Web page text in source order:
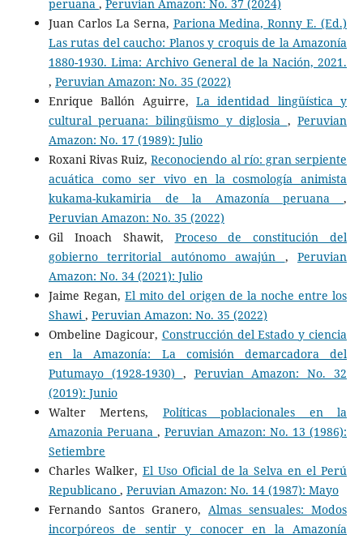
peruana , Peruvian Amazon: No. 37 (2024)
Juan Carlos La Serna, Pariona Medina, Ronny E. (Ed.)
Las rutas del caucho: Planos y croquis de la Amazonía
1880-1930. Lima: Archivo General de la Nación, 2021.
, Peruvian Amazon: No. 35 (2022)
Enrique Ballón Aguirre, La identidad lingüística y
cultural peruana: bilingüismo y diglosia ,Peruvian
Amazon: No. 17 (1989): Julio
Roxani Rivas Ruiz,Reconociendo al río: gran serpiente
acuática como ser vivo en la cosmología animista
kukama-kukamiria de la Amazonía peruana,
Peruvian Amazon: No. 35 (2022)
Gil Inoach Shawit, Proceso de constitución del
gobierno territorial autónomo awajún ,Peruvian
Amazon: No. 34 (2021): Julio
Jaime Regan,El mito del origen de la noche entre los
Shawi, Peruvian Amazon: No. 35 (2022)
Ombeline Dagicour, Construcción del Estado y ciencia
en la Amazonía: La comisión demarcadora del
Putumayo (1928-1930) , Peruvian Amazon: No. 32
(2019): Junio
Walter Mertens, Políticas poblacionales en la
Amazonia Peruana ,Peruvian Amazon: No. 13 (1986):
Setiembre
Charles Walker, El Uso Oficial de la Selva en el Perú
Republicano , Peruvian Amazon: No. 14 (1987): Mayo
Fernando Santos Granero,Almas sensuales: Modos
incorpóreos de sentir y conocer en la Amazonía